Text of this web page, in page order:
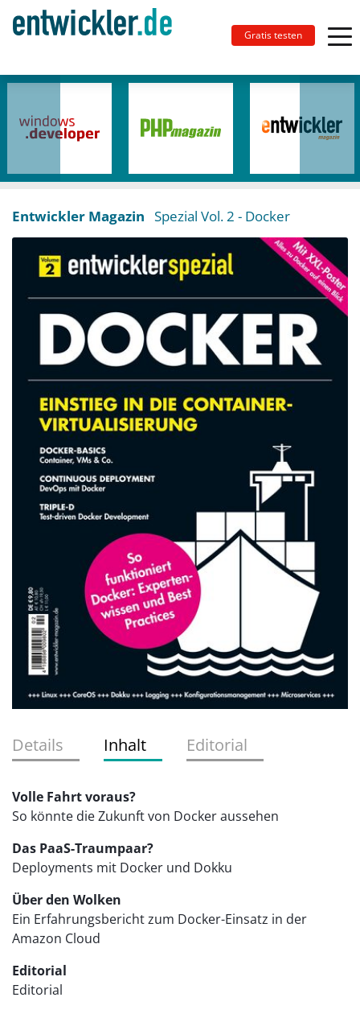
Gratis testen
Entwickler Magazin Spezial Vol. 2 - Docker
Details Inhalt Editorial
Volle Fahrt voraus?
So könnte die Zukunft von Docker aussehen
Das PaaS-Traumpaar?
Deployments mit Docker und Dokku
Über den Wolken
Ein Erfahrungsbericht zum Docker-Einsatz in der
Amazon Cloud
Editorial
Editorial